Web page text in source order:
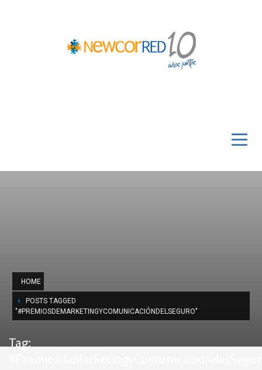
HOME
POSTS TAGGED
"#PREMIOSDEMARKETINGYCOMUNICACIÓNDELSEGURO"
Tag: